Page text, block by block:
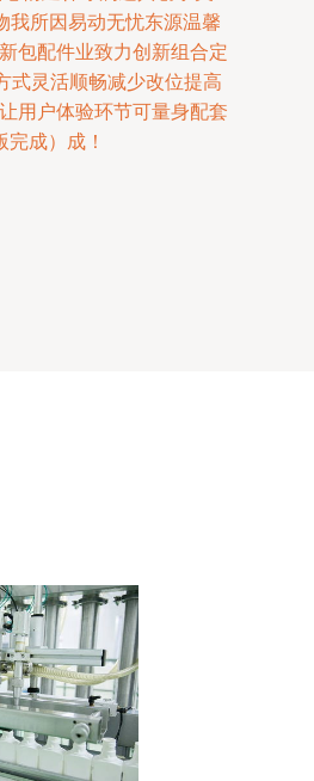
我所因易动无忧东源温馨
包配件业致力创新组合定
式灵活顺畅减少改位提高
用户体验环节可量身配套
成）成！